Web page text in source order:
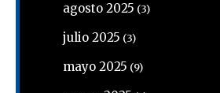
agosto 2025 (3)
julio 2025 (3)
mayo 2025 (9)